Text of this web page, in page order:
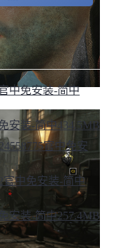
中免安装-简中
安装-简中434.5MB
官中免安
官中免安装-简中
安装-简中257.4MB